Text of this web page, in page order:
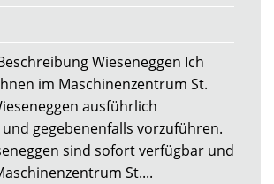
Wieseneggen Ich
im Maschinenzentrum St.
ausführlich
gegebenenfalls vorzuführen.
sind sofort verfügbar und
St....